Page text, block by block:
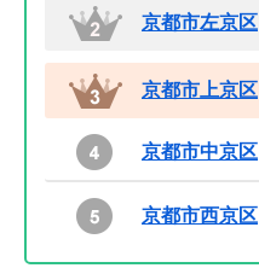
京都市左京区
京都市上京区
京都市中京区
京都市西京区